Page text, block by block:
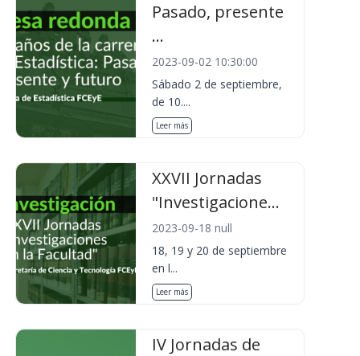
Pasado, presente
...
2023-09-02 10:30:00
Sábado 2 de septiembre,
de 10....
Leer más
XXVII Jornadas
"Investigacione...
2023-09-18 null
18, 19 y 20 de septiembre
en l...
Leer más
IV Jornadas de